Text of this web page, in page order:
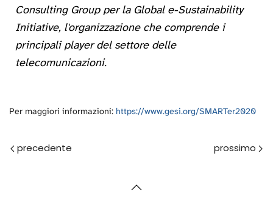
Consulting Group per la Global e-Sustainability
Initiative, l'organizzazione che comprende i
principali player del settore delle
telecomunicazioni.
Per maggiori informazioni: https://www.gesi.org/SMARTer2020